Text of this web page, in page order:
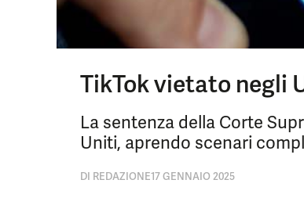
TikTok vietato negli
La sentenza della Corte
Uniti, aprendo scenari
DI REDAZIONE17 GENNAIO 2025